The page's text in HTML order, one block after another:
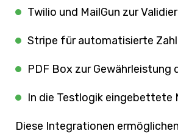
Twilio und MailGun zur
Stripe für automatisierte
PDF Box zur
In die Testlogik eingebettete
Diese Integrationen